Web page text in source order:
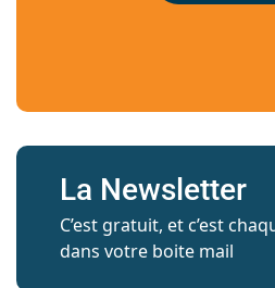
La Newsletter
C’est gratuit, et c’est
dans votre boite mail